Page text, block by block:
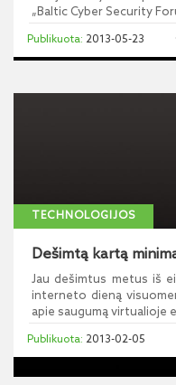
„Baltic Cyber Security
2013-05-23
TECHNOLOGIJOS
Dešimtą kartą
Jau dešimtus metus iš
interneto dieną
apie saugumą virtualioje
2013-02-05